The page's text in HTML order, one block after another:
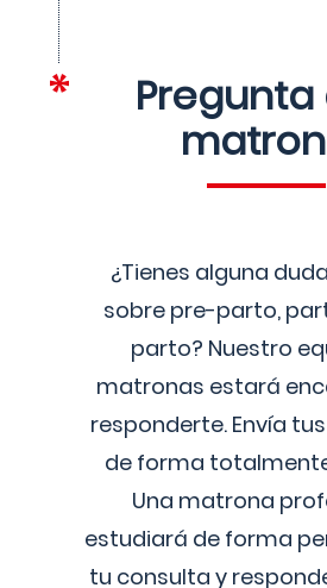
Pregunta
¿Tienes alguna
sobre pre-parto,
parto? Nuestro
matronas estará
responderte. Envía
de forma
Una matrona
estudiará de forma
tu consulta y